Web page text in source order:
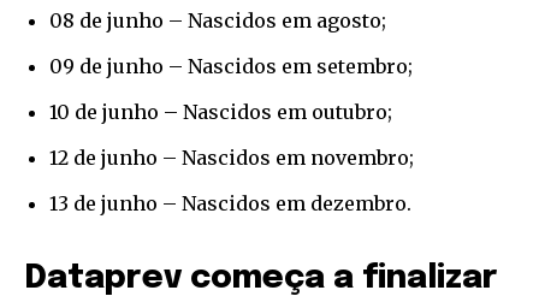
08 de junho – Nascidos em agosto;
09 de junho – Nascidos em setembro;
10 de junho – Nascidos em outubro;
12 de junho – Nascidos em novembro;
13 de junho – Nascidos em dezembro.
Dataprev começa a finalizar